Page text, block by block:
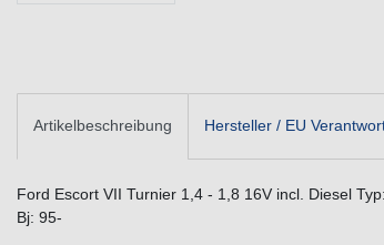
Artikelbeschreibung Hersteller / EU
Ford Escort VII Turnier 1,4 - 1,8 16V incl. Diesel
Bj: 95-